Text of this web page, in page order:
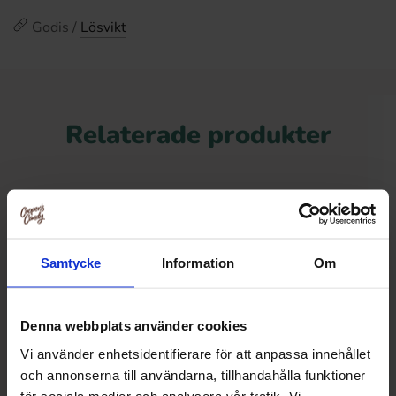
Samtycke Information Om
Denna webbplats använder cookies
Vi använder enhetsidentifierare för att anpassa innehållet
och annonserna till användarna, tillhandahålla funktioner
Godis / Lösvikt
Relaterade produkter
-24%